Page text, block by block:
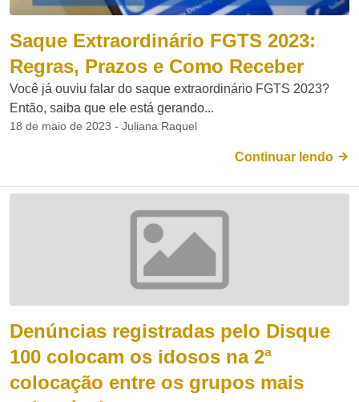
Saque Extraordinário FGTS 2023:
Regras, Prazos e Como Receber
Você já ouviu falar do saque extraordinário FGTS 2023?
Então, saiba que ele está gerando...
18 de maio de 2023 - Juliana Raquel
Continuar lendo
Denúncias registradas pelo Disque
100 colocam os idosos na 2ª
colocação entre os grupos mais